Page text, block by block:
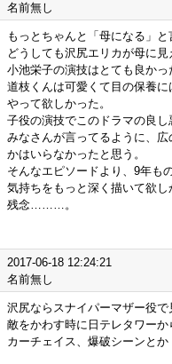
名前無し
もっとちゃんと「母になる」
どうしても沢尻エリカが母に見
小池栄子の演技はとても良かっ
道枝くんは可愛くて目の保養
やって欲しかった。
子役の演技でこのドラマの良し
みなさんが言ってるように、
かはいらなかったと思う。
そんなエピソードより、9年も
気持ちをもっと深く描いて欲し
残念………。
2017-06-18 12:24:21
名前無し
沢尻ならスナイパーマザー役で
敵をかわす時に日テレタワーか
カーチェイス、爆破シーンとか